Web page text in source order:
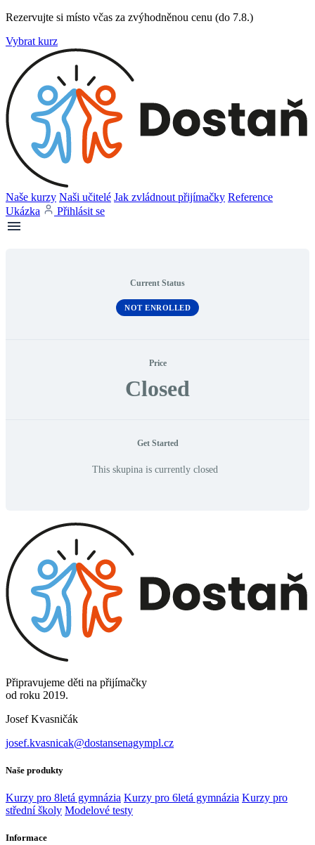
Rezervujte si místo včas za zvýhodněnou cenu (do 7.8.)
Vybrat kurz
Naše kurzy Naši učitelé Jak zvládnout přijímačky Reference
Ukázka
Přihlásit se
Current Status
NOT ENROLLED
Price
Closed
Get Started
This skupina is currently closed
Připravujeme děti na přijímačky
od roku 2019.
Josef Kvasničák
josef.kvasnicak@dostansenagympl.cz
Naše produkty
Kurzy pro 8letá gymnázia Kurzy pro 6letá gymnázia Kurzy pro
střední školy Modelové testy
Informace